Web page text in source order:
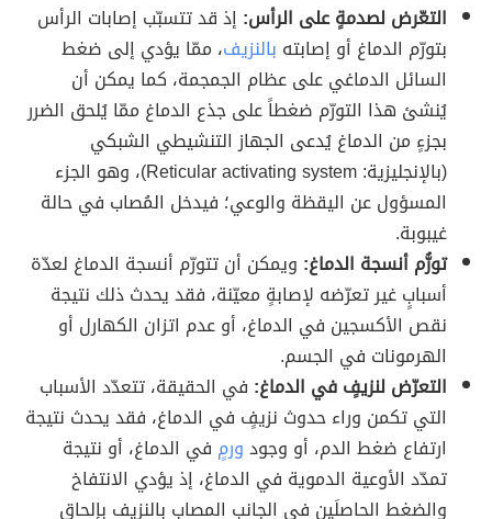
التعّرض لصدمةٍ على الرأس: إذ قد تتسبّب إصابات الرأس
بتورّم الدماغ أو إصابته بالنزيف، ممّا يؤدي إلى ضغط
السائل الدماغي على عظام الجمجمة، كما يمكن أن
يُنشئ هذا التورّم ضغطاً على جذع الدماغ ممّا يُلحق الضرر
بجزءٍ من الدماغ يُدعى الجهاز التنشيطي الشبكي
(بالإنجليزية: Reticular activating system)، وهو الجزء
المسؤول عن اليقظة والوعي؛ فيدخل المُصاب في حالة
غيبوبة.
تورُّم أنسجة الدماغ: ويمكن أن تتورّم أنسجة الدماغ لعدّة
أسبابٍ غير تعرّضه لإصابةٍ معيّنة، فقد يحدث ذلك نتيجة
نقص الأكسجين في الدماغ، أو عدم اتزان الكهارل أو
الهرمونات في الجسم.
التعرّض لنزيفٍ في الدماغ: في الحقيقة، تتعدّد الأسباب
التي تكمن وراء حدوث نزيفٍ في الدماغ، فقد يحدث نتيجة
ارتفاع ضغط الدم، أو وجودورمٍ في الدماغ، أو نتيجة
تمدّد الأوعية الدموية في الدماغ، إذ يؤدي الانتفاخ
والضغط الحاصلَين في الجانب المصاب بالنزيف بإلحاق